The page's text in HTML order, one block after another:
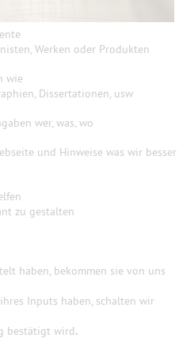
Werken oder Produkten
wie
Dissertationen, usw
wer, was, wo
und Hinweise was wir besser
zu gestalten
haben, bekommen sie von uns
Inputs haben, schalten wir
bestätigt wird.